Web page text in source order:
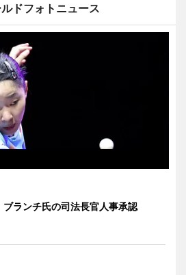
ドフォトニュース
ブランチ氏の司法長官人事承認